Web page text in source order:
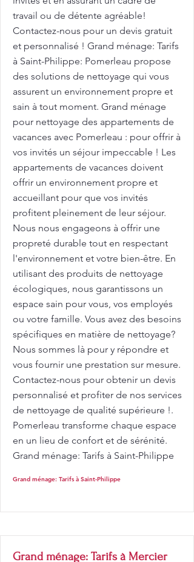
travail ou de détente agréable!
Contactez-nous pour un devis gratuit
et personnalisé ! Grand ménage: Tarifs
à Saint-Philippe: Pomerleau propose
des solutions de nettoyage qui vous
assurent un environnement propre et
sain à tout moment. Grand ménage
pour nettoyage des appartements de
vacances avec Pomerleau : pour offrir à
vos invités un séjour impeccable ! Les
appartements de vacances doivent
offrir un environnement propre et
accueillant pour que vos invités
profitent pleinement de leur séjour.
Nous nous engageons à offrir une
propreté durable tout en respectant
l'environnement et votre bien-être. En
utilisant des produits de nettoyage
écologiques, nous garantissons un
espace sain pour vous, vos employés
ou votre famille. Vous avez des besoins
spécifiques en matière de nettoyage?
Nous sommes là pour y répondre et
vous fournir une prestation sur mesure.
Contactez-nous pour obtenir un devis
personnalisé et profiter de nos services
de nettoyage de qualité supérieure !.
Pomerleau transforme chaque espace
en un lieu de confort et de sérénité.
Grand ménage: Tarifs à Saint-Philippe
Grand ménage: Tarifs à Saint-Philippe
Grand ménage: Tarifs à Mercier